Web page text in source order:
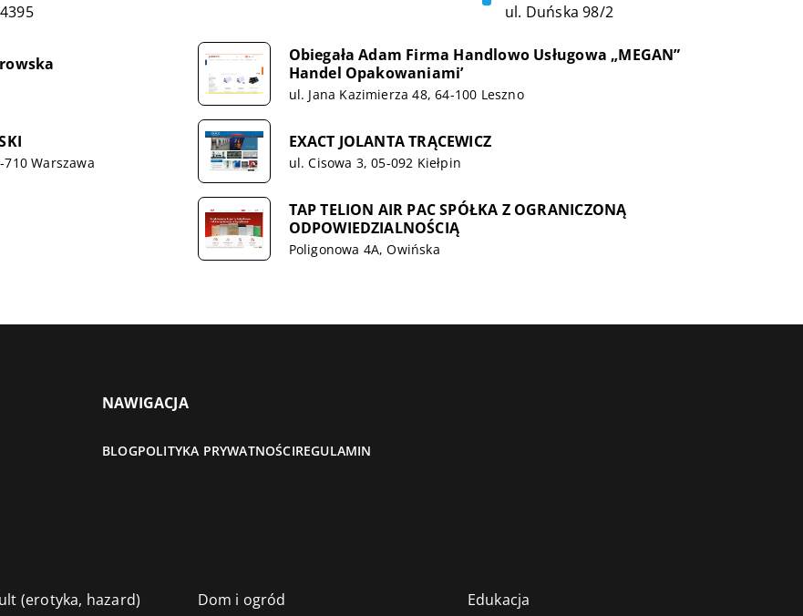
ul. Duńska 98/2
Obiegała Adam Firma Handlowo Usługowa „MEGAN”
Handel Opakowaniami’
ul. Jana Kazimierza 48, 64-100 Leszno
Warszawa
EXACT JOLANTA TRĄCEWICZ
ul. Cisowa 3, 05-092 Kiełpin
TAP TELION AIR PAC SPÓŁKA Z OGRANICZONĄ
ODPOWIEDZIALNOŚCIĄ
Poligonowa 4A, Owińska
NAWIGACJA
BLOGPOLITYKA PRYWATNOŚCIREGULAMIN
(erotyka, hazard) Dom i ogród Edukacja